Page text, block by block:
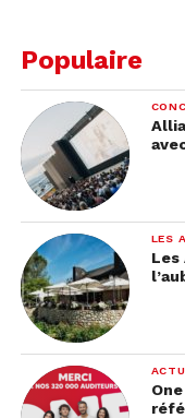
Populaire
LES
Les